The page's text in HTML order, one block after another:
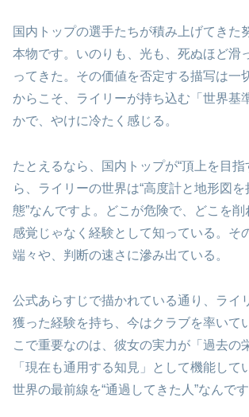
国内トップの選手たちが積み上げてきた
本物です。いのりも、光も、死ぬほど滑
ってきた。その価値を否定する描写は一
からこそ、ライリーが持ち込む「世界基
かで、やけに冷たく感じる。
たとえるなら、国内トップが“頂上を目指
ら、ライリーの世界は“高度計と地形図
態”なんですよ。どこが危険で、どこを削
感覚じゃなく経験として知っている。そ
端々や、判断の速さに滲み出ている。
公式あらすじで描かれている通り、ライ
獲った経験を持ち、今はクラブを率いて
こで重要なのは、彼女の実力が「過去の
「現在も通用する知見」として機能して
世界の最前線を“通過してきた人”なんです